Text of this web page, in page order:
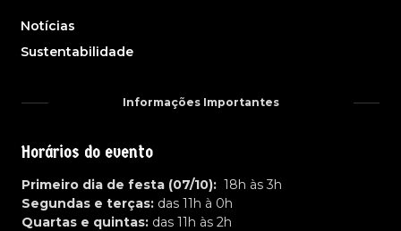
Notícias
Sustentabilidade
Informações Importantes
Horários do evento
Primeiro dia de festa (07/10): 18h às 3h
Segundas e terças: das 11h à 0h
Quartas e quintas: das 11h às 2h